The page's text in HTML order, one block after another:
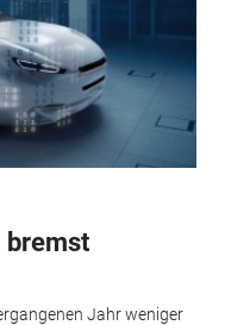
bremst
Jahr weniger